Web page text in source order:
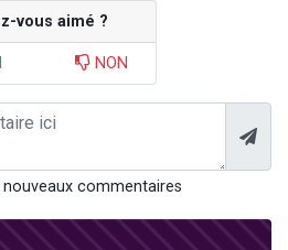
vous aimé ?
NON
commentaires